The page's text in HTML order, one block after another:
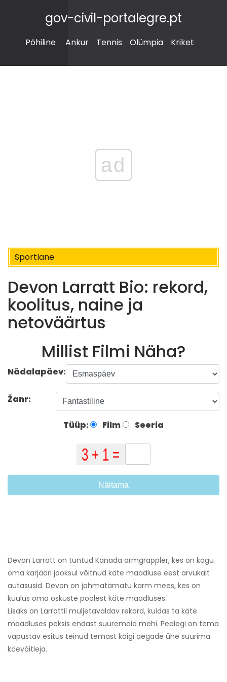
gov-civil-portalegre.pt
Põhiline Ankur Tennis Olümpia Kriket
ad
Sportlane
Devon Larratt Bio: rekord,
koolitus, naine ja
netoväärtus
Millist Filmi Näha?
Nädalapäev:
Žanr:
Tüüp: Film Seeria
Näitama
Devon Larratt on tuntud Kanada armgrappler, kes on kogu
oma karjääri jooksul võitnud käte maadluse eest arvukalt
autasusid. Devon on jahmatamatu karm mees, kes on
kuulus oma oskuste poolest käte maadluses.
Lisaks on Larrattil muljetavaldav rekord, kuidas ta käte
maadluses peksis endast suuremaid mehi. Pealegi on tema
vapustav esitus teinud temast kõigi aegade ühe suurima
käevõitleja.